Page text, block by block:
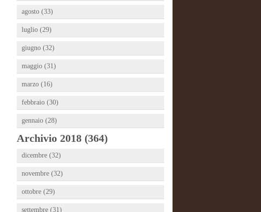
agosto (33)
luglio (29)
giugno (32)
maggio (31)
marzo (16)
febbraio (30)
gennaio (28)
Archivio 2018 (364)
dicembre (32)
novembre (32)
ottobre (29)
settembre (31)